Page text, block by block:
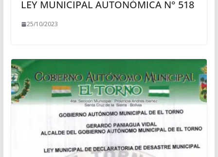
LEY MUNICIPAL AUTONÓMICA N° 518
25/10/2023